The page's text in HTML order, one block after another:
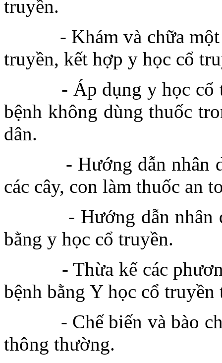
truyền.
- Khám và chữa một
truyền, kết hợp y học cổ
- Áp dụng y học cổ
bệnh không dùng thuốc
dân.
- Hướng dẫn nhân
các cây, con làm thuốc an
- Hướng dẫn nhân
bằng y học cổ truyền.
- Thừa kế các phương
bệnh bằng Y học cổ
- Chế biến và bào chế
thông thường.